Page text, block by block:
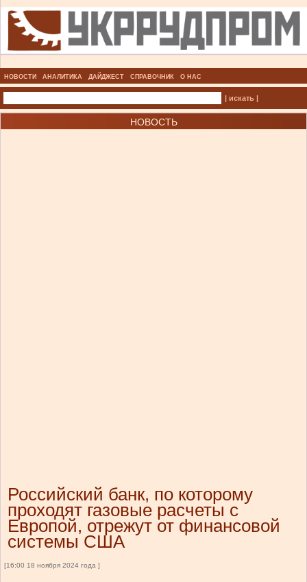
НОВОСТИ АНАЛИТИКА ДАЙДЖЕСТ СПРАВОЧНИК О НАС
| искать |
НОВОСТЬ
Российский банк, по которому
проходят газовые расчеты с
Европой, отрежут от финансовой
системы США
[16:00 18 ноября 2024 года ]